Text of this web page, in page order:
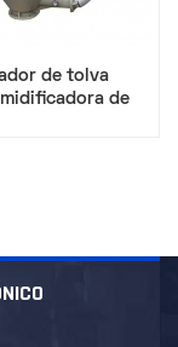
de tolva
de